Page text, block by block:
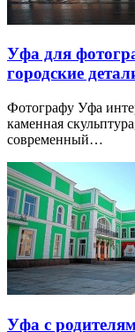
Уфа для
городские
Фотографу Уфа
каменная
современный…
Уфа с